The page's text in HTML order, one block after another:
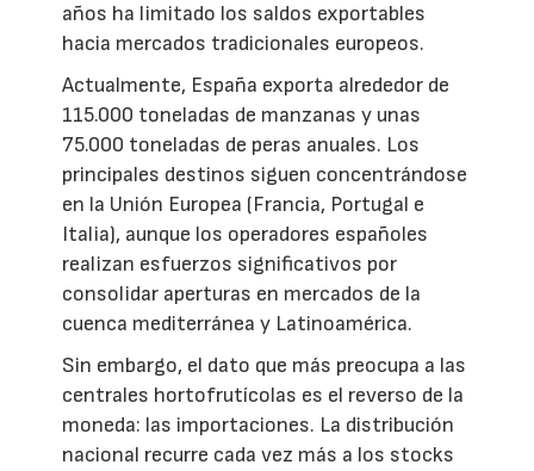
años ha limitado los saldos exportables
hacia mercados tradicionales europeos.
Actualmente, España exporta alrededor de
115.000 toneladas de manzanas y unas
75.000 toneladas de peras anuales. Los
principales destinos siguen concentrándose
en la Unión Europea (Francia, Portugal e
Italia), aunque los operadores españoles
realizan esfuerzos significativos por
consolidar aperturas en mercados de la
cuenca mediterránea y Latinoamérica.
Sin embargo, el dato que más preocupa a las
centrales hortofrutícolas es el reverso de la
moneda: las importaciones. La distribución
nacional recurre cada vez más a los stocks